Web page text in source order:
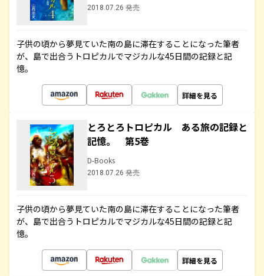
2018.07.26 発売
子供の頃から夢見ていた南の島に滞在することになった筆者
が、島で出合うトロピカルでマジカルな45日間の記録と記
憶。
詳細を見る
とろとろトロピカル ある旅の記録と
記憶。 第5巻
D-Books
2018.07.26 発売
子供の頃から夢見ていた南の島に滞在することになった筆者
が、島で出合うトロピカルでマジカルな45日間の記録と記
憶。
詳細を見る